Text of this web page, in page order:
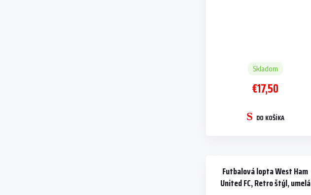
Skladom
€17,50
DO KOŠÍKA
Futbalová lopta West Ham
United FC, Retro štýl, umelá